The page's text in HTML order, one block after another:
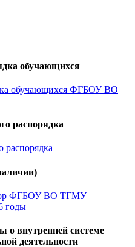
обучающихся
обучающихся ФГБОУ ВО
распорядка
распорядка
ФГБОУ ВО ТГМУ
годы
внутренней системе
деятельности